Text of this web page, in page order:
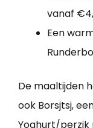
vanaf
Een
De maaltijden
ook Borsjtsj,
Yoghurt/perzik